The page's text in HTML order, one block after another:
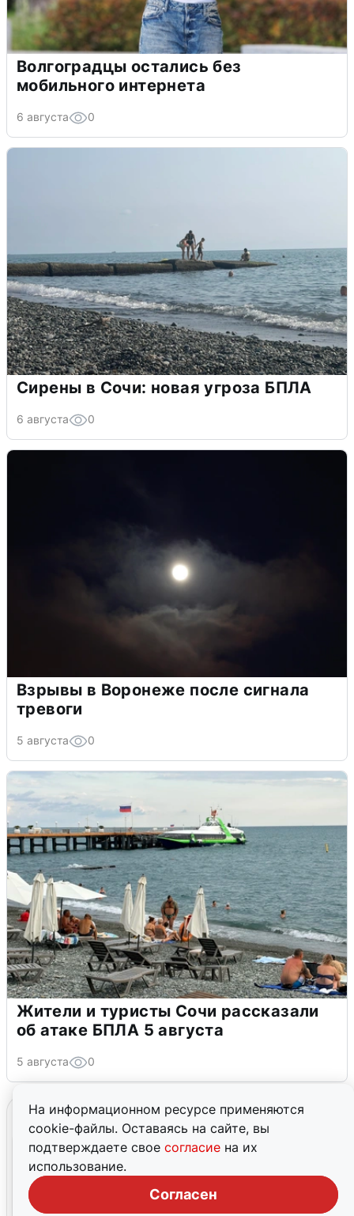
На информационном ресурсе применяются
cookie-файлы. Оставаясь на сайте, вы
подтверждаете свое согласие на их
использование.
Согласен
Волгоградцы остались без
мобильного интернета
6 августа 0
Сирены в Сочи: новая угроза БПЛА
6 августа 0
Взрывы в Воронеже после сигнала
тревоги
5 августа 0
Жители и туристы Сочи рассказали
об атаке БПЛА 5 августа
5 августа 0